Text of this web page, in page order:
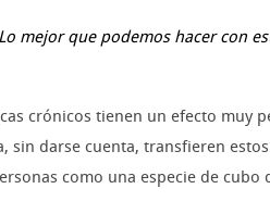
Lo mejor que podemos hacer con
crónicos tienen un efecto muy
sin darse cuenta, transfieren
como una especie de